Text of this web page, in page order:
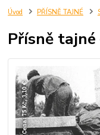
Úvod PŘÍSNĚ TAJNÉ
Přísně